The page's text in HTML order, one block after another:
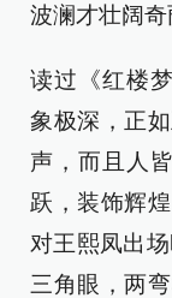
波澜才壮阔奇
读过《红楼
象极深，正
声，而且人
跃，装饰辉
对王熙凤出
三角眼，两